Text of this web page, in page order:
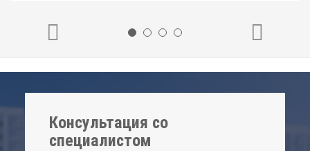
Консультация со
специалистом